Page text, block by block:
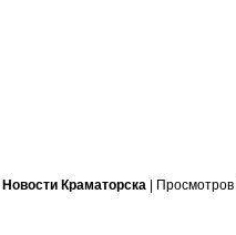
Новости Краматорска | Просмотров